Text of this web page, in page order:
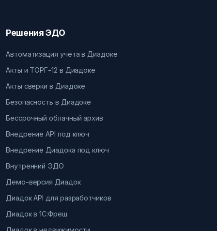
Решения ЭДО
Автоматизация учета в Диадоке
Акты и ТОРГ-12 в Диадоке
Акты сверки в Диадоке
Безопасность в Диадоке
Бессрочный облачный архив
Внедрение API под ключ
Внедрение Диадока под ключ
Внутренний ЭДО
Демо-версия Диадок
Диадок API для разработчиков
Диадок в 1С:Фреш